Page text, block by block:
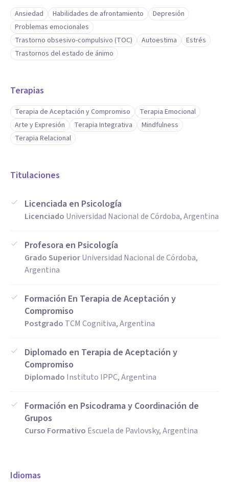
Ansiedad Habilidades de afrontamiento
Depresión
Problemas emocionales
Trastorno obsesivo-compulsivo (TOC)
Autoestima
Estrés
Trastornos del estado de ánimo
Terapias
Terapia de Aceptación y Compromiso
Terapia Emocional
Arte y Expresión
Terapia Integrativa
Mindfulness
Terapia Relacional
Titulaciones
Licenciada en Psicología
Licenciado Universidad Nacional de Córdoba, Argentina
Profesora en Psicología
Grado SuperiorUniversidad Nacional de Córdoba,
Argentina
Formación En Terapia de Aceptación y
Compromiso
Postgrado TCM Cognitiva, Argentina
Diplomado en Terapia de Aceptación y
Compromiso
Diplomado Instituto IPPC, Argentina
Formación en Psicodrama y Coordinación de
Grupos
Curso Formativo Escuela de Pavlovsky, Argentina
Idiomas